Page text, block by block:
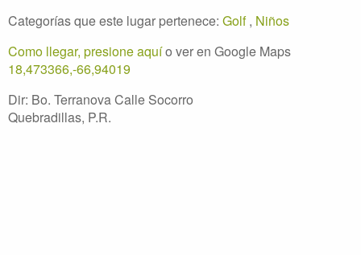
Categorías que este lugar pertenece: Golf, Niños
Como llegar, presione aquío ver en Google Maps
18,473366,-66,94019
Dir: Bo. Terranova Calle Socorro
Quebradillas, P.R.